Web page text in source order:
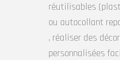
réutilisables
ou autocollant
, réaliser des
personnalisées